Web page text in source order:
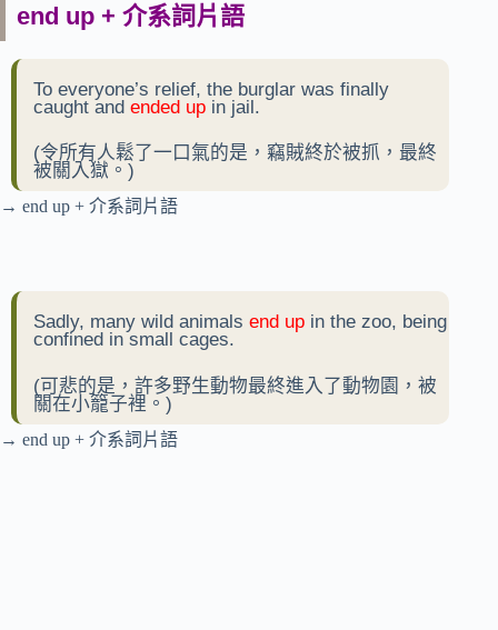
end up + 介系詞片語
To everyone’s relief, the burglar was finally
caught and ended up in jail.
(令所有人鬆了一口氣的是，竊賊終於被抓，最終
被關入獄。)
→ end up + 介系詞片語
Sadly, many wild animals end up in the zoo, being
confined in small cages.
(可悲的是，許多野生動物最終進入了動物園，被
關在小籠子裡。)
→ end up + 介系詞片語